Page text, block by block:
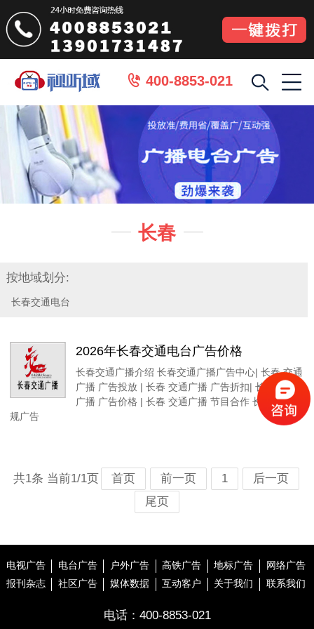
 400-8853-021
 长春 
按地域划分:
长春交通电台
2026年长春交通电台广告价格
长春交通广播介绍 长春交通广播广告中心| 长春 交通
广播 广告投放 | 长春 交通广播 广告折扣| 长春 交通
广播 广告价格 | 长春 交通广播 节目合作 长春 电台常
规广告
共1条 当前1/1页 首页 前一页 1
后一页
尾页
电视广告 电台广告 户外广告 高铁广告 地标广告
网络广告
报刊杂志
社区广告 媒体数据 互动客户 关于我们 联系我们
电话： 400-8853-021